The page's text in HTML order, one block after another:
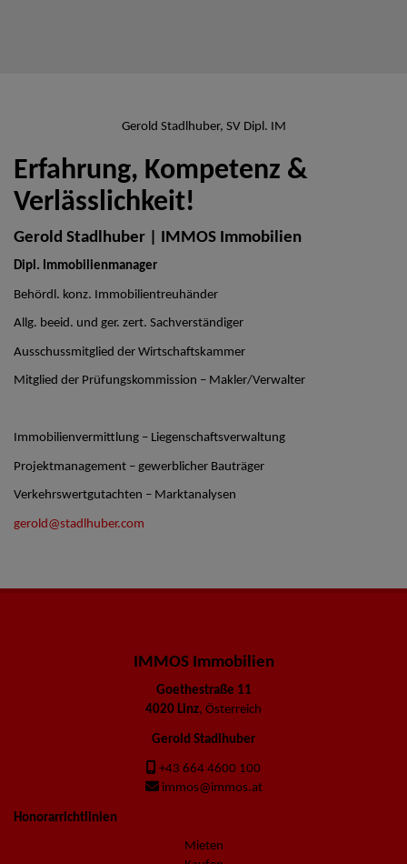
Gerold Stadlhuber, SV Dipl. IM
Erfahrung, Kompetenz &
Verlässlichkeit!
Gerold Stadlhuber | IMMOS Immobilien
Dipl. Immobilienmanager
Behördl. konz. Immobilientreuhänder
Allg. beeid. und ger. zert. Sachverständiger
Ausschussmitglied der Wirtschaftskammer
Mitglied der Prüfungskommission – Makler/Verwalter
Immobilienvermittlung – Liegenschaftsverwaltung
Projektmanagement – gewerblicher Bauträger
Verkehrswertgutachten – Marktanalysen
gerold@stadlhuber.com
IMMOS Immobilien
Goethestraße 11
4020 Linz, Österreich
Gerold Stadlhuber
+43 664 4600 100
immos@immos.at
Honorarrichtlinien
Mieten